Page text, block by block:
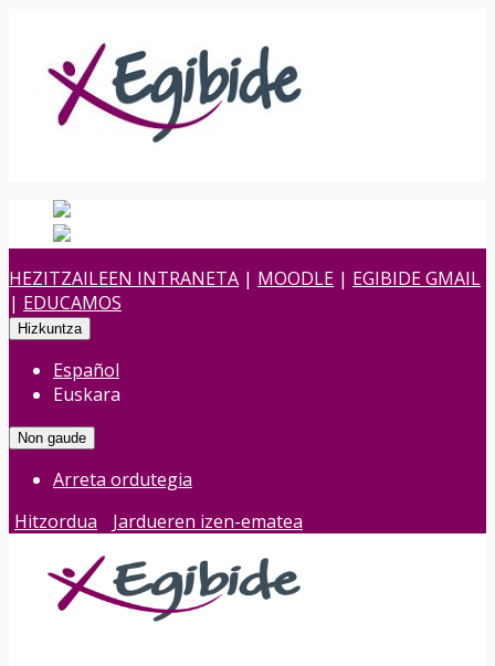
HEZITZAILEEN INTRANETA | MOODLE | EGIBIDE GMAIL
| EDUCAMOS
Hizkuntza
Español
Euskara
Non gaude
Arreta ordutegia
Hitzordua
Jardueren izen-ematea